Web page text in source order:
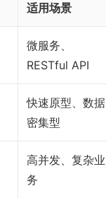
适用场景
微服务、
RESTful API
快速原型、数据
密集型
高并发、复杂业
务